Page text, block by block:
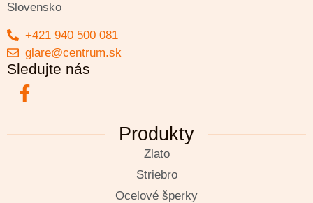
Slovensko
+421 940 500 081
glare@centrum.sk
Sledujte nás
Produkty
Zlato
Striebro
Ocelové šperky